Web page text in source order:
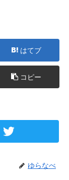
はてブ
コピー
ゆらなべ